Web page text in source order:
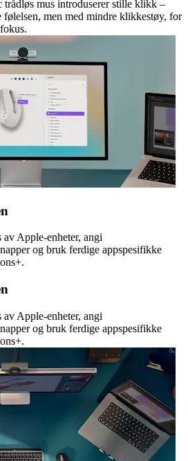
mus introduserer stille klikk –
følelsen, men med mindre klikkestøy, for
av Apple-enheter, angi
og bruk ferdige appspesifikke
Apple-enheter, angi
og bruk ferdige appspesifikke